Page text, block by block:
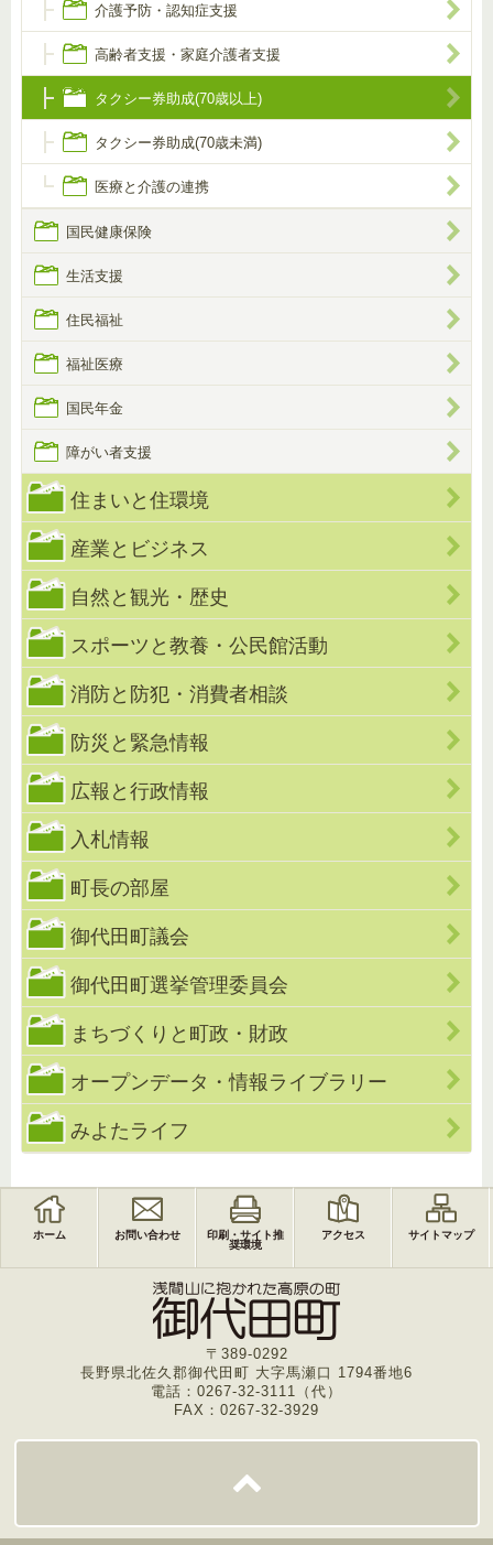
介護予防・認知症支援
高齢者支援・家庭介護者支援
タクシー券助成(70歳以上)
タクシー券助成(70歳未満)
医療と介護の連携
国民健康保険
生活支援
住民福祉
福祉医療
国民年金
障がい者支援
住まいと住環境
産業とビジネス
自然と観光・歴史
スポーツと教養・公民館活動
消防と防犯・消費者相談
防災と緊急情報
広報と行政情報
入札情報
町長の部屋
御代田町議会
御代田町選挙管理委員会
まちづくりと町政・財政
オープンデータ・情報ライブラリー
みよたライフ
ホーム お問い合わせ
印刷・サイト推
奨環境
アクセス サイトマップ
〒389-0292
長野県北佐久郡御代田町 大字馬瀬口 1794番地6
電話：0267-32-3111（代）
FAX：0267-32-3929